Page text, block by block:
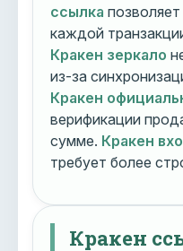
ссылка
каждой
Кракен зеркало
из-за
Кракен
верификации
сумме. Кракен
требует более
Кракен